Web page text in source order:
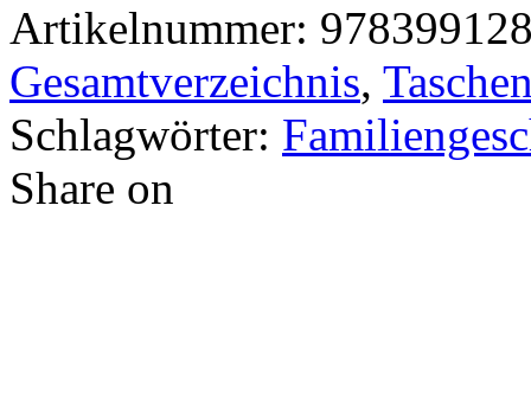
Artikelnummer:
Gesamtverzeichnis,
Schlagwörter:
Share on